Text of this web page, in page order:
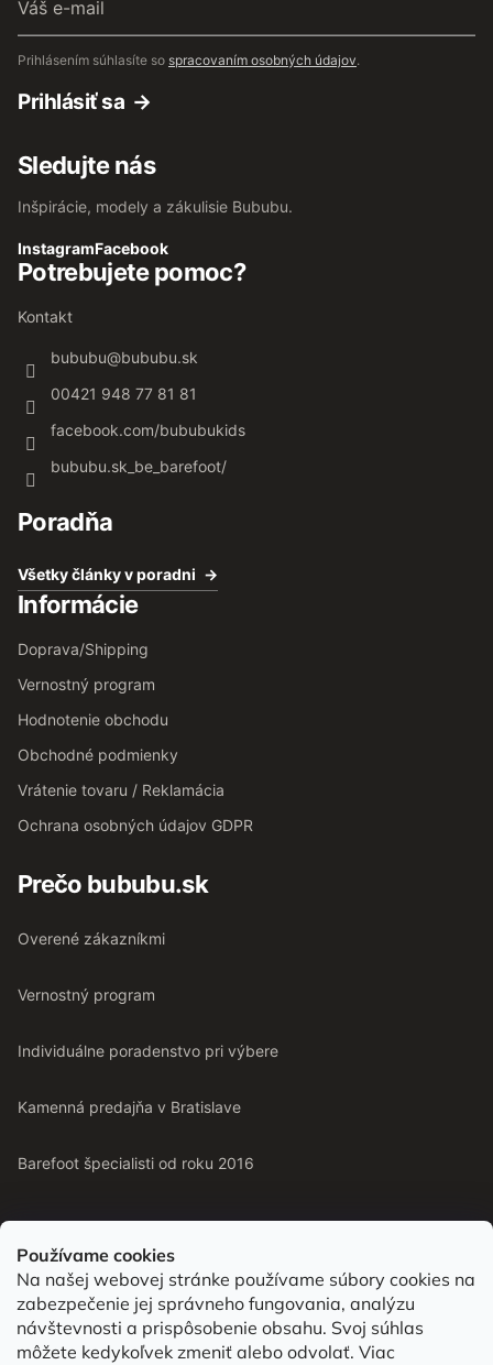
Používame cookies
Na našej webovej stránke používame súbory cookies na
zabezpečenie jej správneho fungovania, analýzu
návštevnosti a prispôsobenie obsahu. Svoj súhlas
môžete kedykoľvek zmeniť alebo odvolať. Viac
e-
mail
Prihlásením súhlasíte so spracovaním osobných údajov.
Prihlásiť sa
Sledujte nás
Inšpirácie, modely a zákulisie Bububu.
InstagramFacebook
Potrebujete pomoc?
Kontakt
bububu@bububu.sk
00421 948 77 81 81
facebook.com/bububukids
bububu.sk_be_barefoot/
Poradňa
Všetky články v poradni
Informácie
Doprava/Shipping
Vernostný program
Hodnotenie obchodu
Obchodné podmienky
Vrátenie tovaru / Reklamácia
Ochrana osobných údajov GDPR
Prečo bububu.sk
Overené zákazníkmi
Vernostný program
Individuálne poradenstvo pri výbere
Kamenná predajňa v Bratislave
Barefoot špecialisti od roku 2016
Od roku 2016 pomáhame vyberať barefoot topánky podľa
chodidla. Nájdete nás aj v predajni v Bratislave.